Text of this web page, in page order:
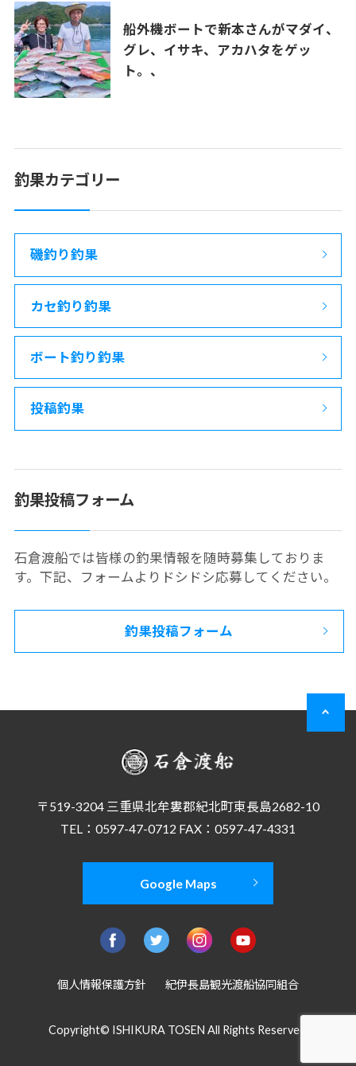
船外機ボートで新本さんがマダイ、
グレ、イサキ、アカハタをゲッ
ト。、
釣果カテゴリー
磯釣り釣果
カセ釣り釣果
ボート釣り釣果
投稿釣果
釣果投稿フォーム
石倉渡船では皆様の釣果情報を随時募集しておりま
す。下記、フォームよりドシドシ応募してください。
釣果投稿フォーム
〒519-3204 三重県北牟婁郡紀北町東長島2682-10
TEL：0597-47-0712 FAX：0597-47-4331
Google Maps
個人情報保護方針 紀伊長島観光渡船協同組合
Copyright© ISHIKURA TOSEN All Rights Reserved.